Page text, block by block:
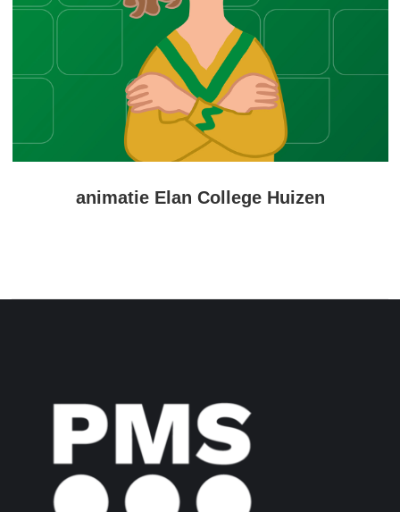
animatie Elan College Huizen